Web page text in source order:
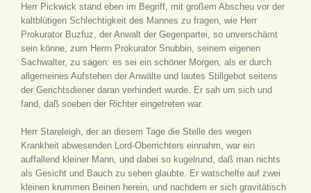
Herr Pickwick stand eben im Begriff, mit großem Abscheu vor der
kaltblütigen Schlechtigkeit des Mannes zu fragen, wie Herr
Prokurator Buzfuz, der Anwalt der Gegenpartei, so unverschämt
sein könne, zum Herrn Prokurator Snubbin, seinem eigenen
Sachwalter, zu sagen: es sei ein schöner Morgen, als er durch
allgemeines Aufstehen der Anwälte und lautes Stillgebot seitens
der Gerichtsdiener daran verhindert wurde. Er sah um sich und
fand, daß soeben der Richter eingetreten war.
Herr Stareleigh, der an diesem Tage die Stelle des wegen
Krankheit abwesenden Lord-Oberrichters einnahm, war ein
auffallend kleiner Mann, und dabei so kugelrund, daß man nichts
als Gesicht und Bauch zu sehen glaubte. Er watschelte auf zwei
kleinen krummen Beinen herein, und nachdem er sich gravitätisch